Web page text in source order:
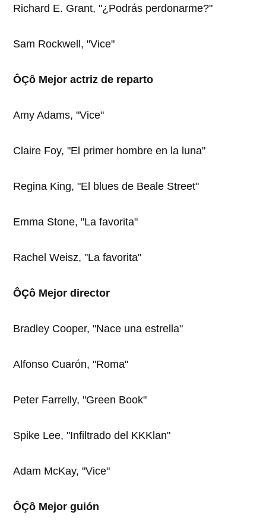
Richard E. Grant, "¿Podrás perdonarme?"
Sam Rockwell, "Vice"
ÔÇô Mejor actriz de reparto
Amy Adams, "Vice"
Claire Foy, "El primer hombre en la luna"
Regina King, "El blues de Beale Street"
Emma Stone, "La favorita"
Rachel Weisz, "La favorita"
ÔÇô Mejor director
Bradley Cooper, "Nace una estrella"
Alfonso Cuarón, "Roma"
Peter Farrelly, "Green Book"
Spike Lee, "Infiltrado del KKKlan"
Adam McKay, "Vice"
ÔÇô Mejor guión